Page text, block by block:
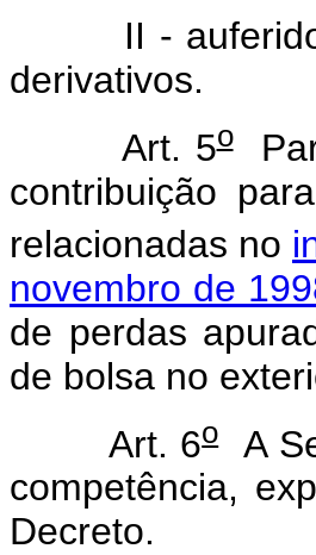
II - auferido
derivativos.
Art. 5o
contribuição
relacionadas no
novembro de
de perdas
de bolsa no
Art. 6oA
competência,
Decreto.